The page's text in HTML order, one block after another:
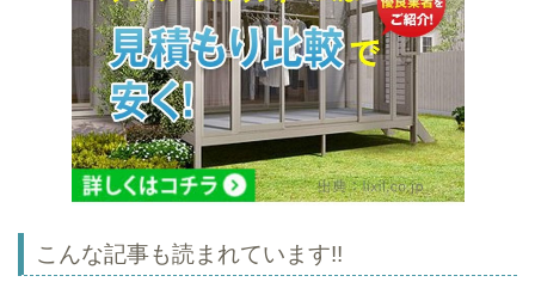
こんな記事も読まれています!!